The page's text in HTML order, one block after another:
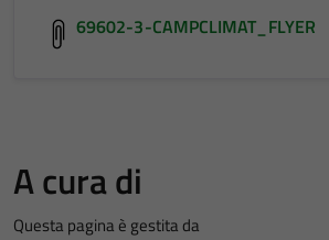
69602-3-CAMPCLIMAT_FLYER
A cura di
Questa pagina è gestita da